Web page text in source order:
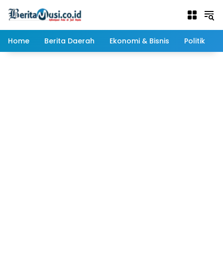
Home
Berita Daerah Ekonomi & Bisnis Politik